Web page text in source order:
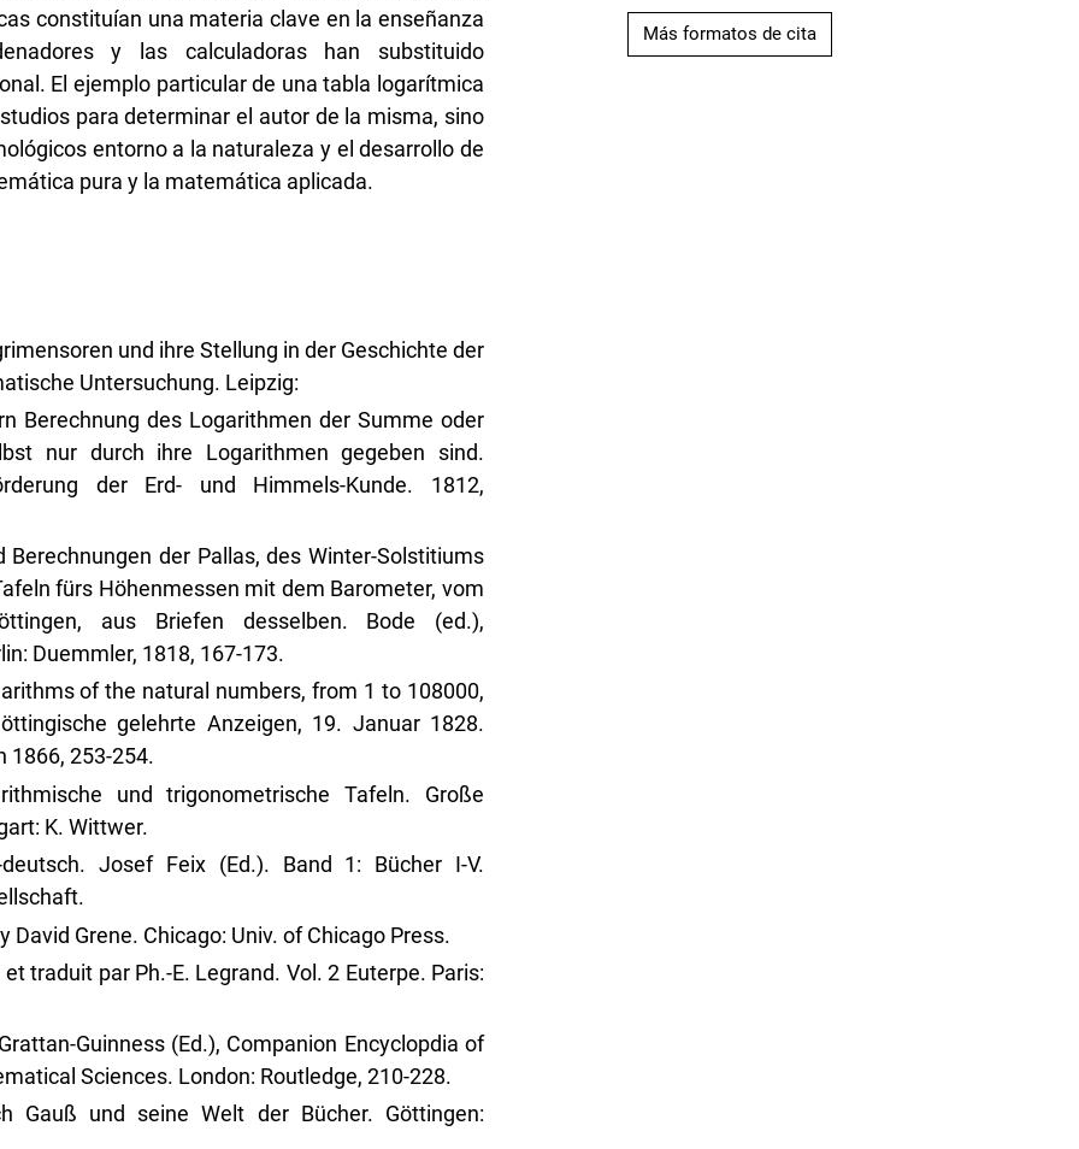
constituían una materia clave en la enseñanza
y las calculadoras han substituido
El ejemplo particular de una tabla logarítmica
para determinar el autor de la misma, sino
entorno a la naturaleza y el desarrollo de
pura y la matemática aplicada.
und ihre Stellung in der Geschichte der
Untersuchung. Leipzig:
Berechnung des Logarithmen der Summe oder
nur durch ihre Logarithmen gegeben sind.
der Erd- und Himmels-Kunde. 1812,
Berechnungen der Pallas, des Winter-Solstitiums
fürs Höhenmessen mit dem Barometer, vom
aus Briefen desselben. Bode (ed.),
Duemmler, 1818, 167-173.
of the natural numbers, from 1 to 108000,
gelehrte Anzeigen, 19. Januar 1828.
1866, 253-254.
und trigonometrische Tafeln. Große
K. Wittwer.
Josef Feix (Ed.). Band 1: Bücher I-V.
Grene. Chicago: Univ. of Chicago Press.
traduit par Ph.-E. Legrand. Vol. 2 Euterpe. Paris:
Guinness (Ed.), Companion Encyclopdia of
Sciences. London: Routledge, 210-228.
Gauß und seine Welt der Bücher. Göttingen:
Más formatos de cita